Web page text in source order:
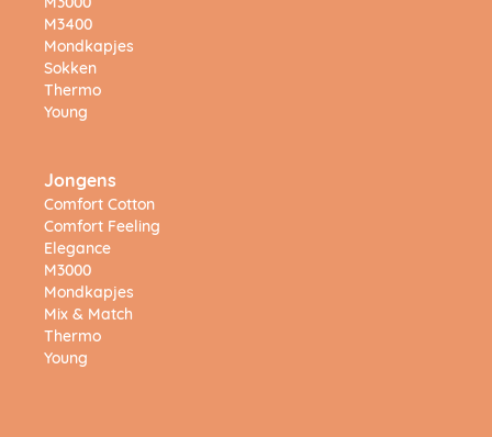
M3000
M3400
Mondkapjes
Sokken
Thermo
Young
Jongens
Comfort Cotton
Comfort Feeling
Elegance
M3000
Mondkapjes
Mix & Match
Thermo
Young